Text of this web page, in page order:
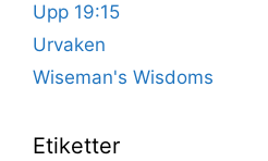
Upp 19:15
Urvaken
Wiseman's Wisdoms
Etiketter